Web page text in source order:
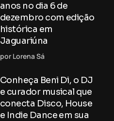
anos no dia 6 de
dezembro com edição
histórica em
Jaguariúna
por Lorena Sá
Conheça Beni Di, o DJ
e curador musical que
conecta Disco, House
e Indie Dance em sua